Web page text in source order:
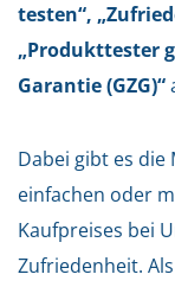
testen“,
„Produkttester
Garantie (GZG)“
Dabei gibt es die
einfachen oder
Kaufpreises bei
Zufriedenheit.